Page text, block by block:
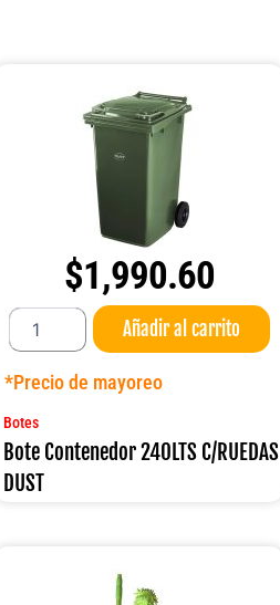
$1,990.60
Bote
Contenedor
240LTS
C/RUEDAS
cantidad
Añadir al carrito
*Precio de mayoreo
Botes
Bote Contenedor 240LTS C/RUEDAS
DUST